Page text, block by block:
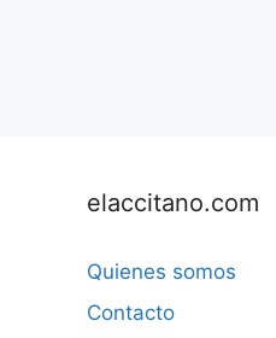
elaccitano.com
Quienes somos
Contacto